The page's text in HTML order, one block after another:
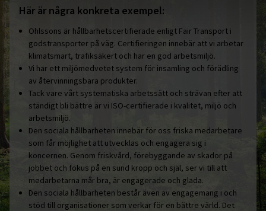
Här är några konkreta exempel:
Ohlssons är hållbarhetscertifierade enligt Fair Transport i
godstransporter på väg. Certifieringen innebär att vi arbetar
klimatsmart, trafiksäkert och har en god arbetsmiljö.
Vi har ett miljömedvetet system för insamling och förädling
av återvinningsbara produkter.
Tack vare vårt systematiska arbetssätt och strävan efter att
ständigt bli bättre är vi ISO-certifierade i kvalitet, miljö och
arbetsmiljö.
Den sociala hållbarheten innebär för oss friska medarbetare
som får möjlighet att utvecklas och engagera sig i
koncernen. Genom friskvård, förebyggande av skador på
jobbet och fokus på en sund kropp och själ, ser vi till att
medarbetarna mår bra, är engagerade och glada.
Den sociala hållbarheten består även av engagemang i och
stöd till organisationer som verkar för en bättre värld. Det